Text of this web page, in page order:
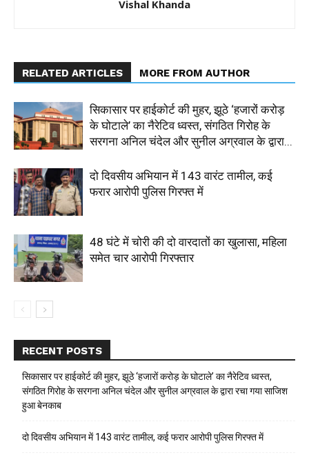
Vishal Khanda
RELATED ARTICLES MORE FROM AUTHOR
सिकासार पर हाईकोर्ट की मुहर, झूठे ‘हजारों करोड़
के घोटाले’ का नैरेटिव ध्वस्त, संगठित गिरोह के
सरगना अनिल चंदेल और सुनील अग्रवाल के द्वारा...
दो दिवसीय अभियान में 143 वारंट तामील, कई
फरार आरोपी पुलिस गिरफ्त में
48 घंटे में चोरी की दो वारदातों का खुलासा, महिला
समेत चार आरोपी गिरफ्तार
RECENT POSTS
सिकासार पर हाईकोर्ट की मुहर, झूठे ‘हजारों करोड़ के घोटाले’ का नैरेटिव ध्वस्त,
संगठित गिरोह के सरगना अनिल चंदेल और सुनील अग्रवाल के द्वारा रचा गया साजिश
हुआ बेनकाब
दो दिवसीय अभियान में 143 वारंट तामील, कई फरार आरोपी पुलिस गिरफ्त में